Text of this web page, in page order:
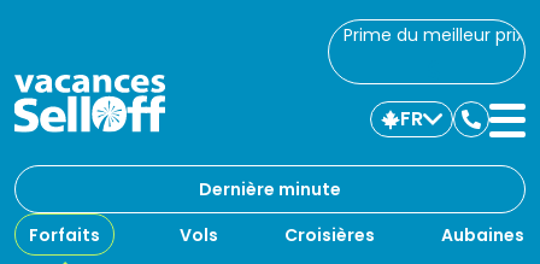
Prime du meilleur prix
Dernière minute
Forfaits
Vols Croisières Aubaines
FR
avec